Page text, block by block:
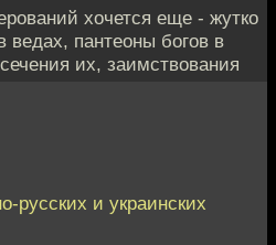
хочется еще - жутко
ведах, пантеоны богов в
их, заимствования
русских и украинских